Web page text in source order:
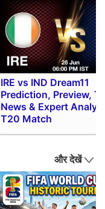
IRE vs IND Dream11
Prediction, Preview,
News & Expert
T20 Match
और देखें